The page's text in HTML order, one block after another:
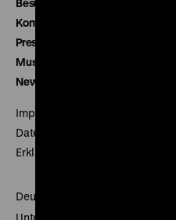
Besucherservice
Kontakt
Presse
Museumsverein
Newsletter
Impressum
Datenschutz
Erklärung digitale Barrierefreiheit
Deutsches Historisches Museum
Unter den Linden 2